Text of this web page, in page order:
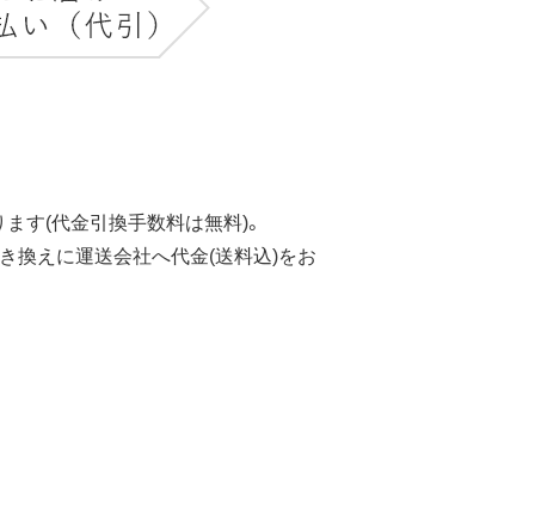
す(代金引換手数料は無料)。
換えに運送会社へ代金(送料込)をお